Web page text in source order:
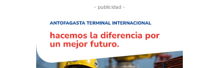
- publicidad -